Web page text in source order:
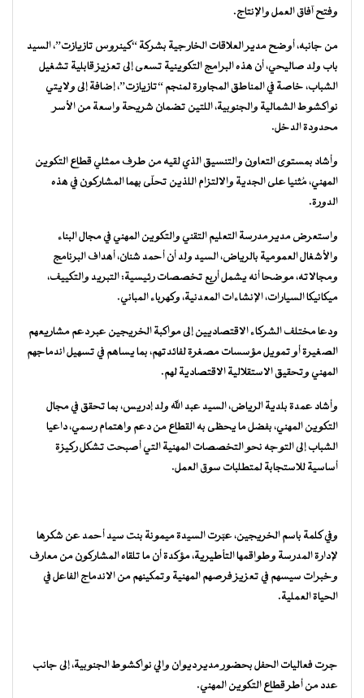
وفتح آفاق العمل والإنتاج.
من جانبه، أوضح مدير العلاقات الخارجية بشركة “كينروس تازيازت”، السيد
باب ولد صاليحي، أن هذه البرامج التكوينية تسعى إلى تعزيز قابلية تشغيل
الشباب، خاصة في المناطق المجاورة لمنجم “تازيازت”، إضافة إلى ولايتي
نواكشوط الشمالية والجنوبية، اللتين تضمان شريحة واسعة من الأسر
محدودة الدخل.
وأشاد بمستوى التعاون والتنسيق الذي لقيه من طرف ممثلي قطاع التكوين
المهني، مُثنيا على الجدية والالتزام اللذين تحلّى بهما المشاركون في هذه
الدورة.
واستعرض مدير مدرسة التعليم التقني والتكوين المهني في مجال البناء
والأشغال العمومية بالرياض، السيد ولد أن أحمد شنان، أهداف البرنامج
ومجالاته، موضحا أنه يشمل أربع تخصصات رئيسية: التبريد والتكييف،
ميكانيكا السيارات، الإنشاءات المعدنية، وكهرباء المباني.
ودعا مختلف الشركاء الاقتصاديين إلى مواكبة الخريجين عبر دعم مشاريعهم
الصغيرة أو تمويل مؤسسات مصغرة لفائدتهم، بما يساهم في تسهيل اندماجهم
المهني وتحقيق الاستقلالية الاقتصادية لهم.
وأشاد عمدة بلدية الرياض، السيد عبد الله ولد إدريس، بما تحقق في مجال
التكوين المهني، بفضل ما يحظى به القطاع من دعم واهتمام رسمي، داعيا
الشباب إلى التوجه نحو التخصصات المهنية التي أصبحت تشكل ركيزة
أساسية للاستجابة لمتطلبات سوق العمل.
وفي كلمة باسم الخريجين، عبّرت السيدة ميمونة بنت سيد أحمد عن شكرها
لإدارة المدرسة وطواقمها التأطيرية، مؤكدة أن ما تلقاه المشاركون من معارف
وخبرات سيسهم في تعزيز فرصهم المهنية وتمكينهم من الاندماج الفاعل في
الحياة العملية.
جرت فعاليات الحفل بحضور مدير ديوان والي نواكشوط الجنوبية، إلى جانب
عدد من أطر قطاع التكوين المهني.